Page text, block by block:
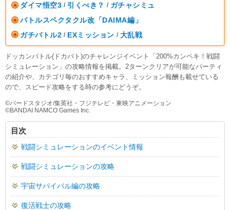
ダイマ悟空3 / 引くべき？ / ガチャシミュ
バトルスペクタクル改「DAIMA編」
ガチバトル2 / EXミッション / 大乱戦
ドッカンバトル(ドカバト)のチャレンジイベント「200%カンペキ！戦闘
シミュレーション」の攻略情報を掲載。2ターンクリアが可能なパーティ
の紹介や、カテゴリ毎のおすすめキャラ、ミッション報酬も載せている
ので、スピード攻略をする時の参考にどうぞ。
©︎バードスタジオ/集英社・フジテレビ・東映アニメーション
©︎BANDAI NAMCO Games Inc.
目次
戦闘シミュレーションのイベント情報
戦闘シミュレーションの攻略
宇宙サバイバル編の攻略
復活戦士の攻略